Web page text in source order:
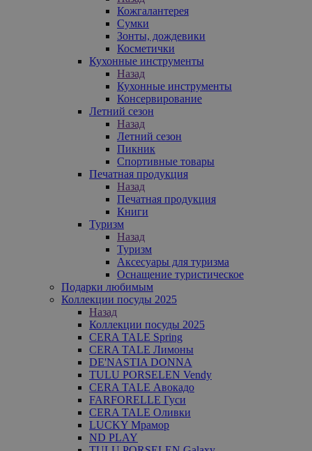
Кожгалантерея
Сумки
Зонты, дождевики
Косметички
Кухонные инструменты
Назад
Кухонные инструменты
Консервирование
Летний сезон
Назад
Летний сезон
Пикник
Спортивные товары
Печатная продукция
Назад
Печатная продукция
Книги
Туризм
Назад
Туризм
Аксесуары для туризма
Оснащение туристическое
Подарки любимым
Коллекции посуды 2025
Назад
Коллекции посуды 2025
CERA TALE Spring
CERA TALE Лимоны
DE'NASTIA DONNA
TULU PORSELEN Vendy
CERA TALE Авокадо
FARFORELLE Гуси
CERA TALE Оливки
LUCKY Мрамор
ND PLAY